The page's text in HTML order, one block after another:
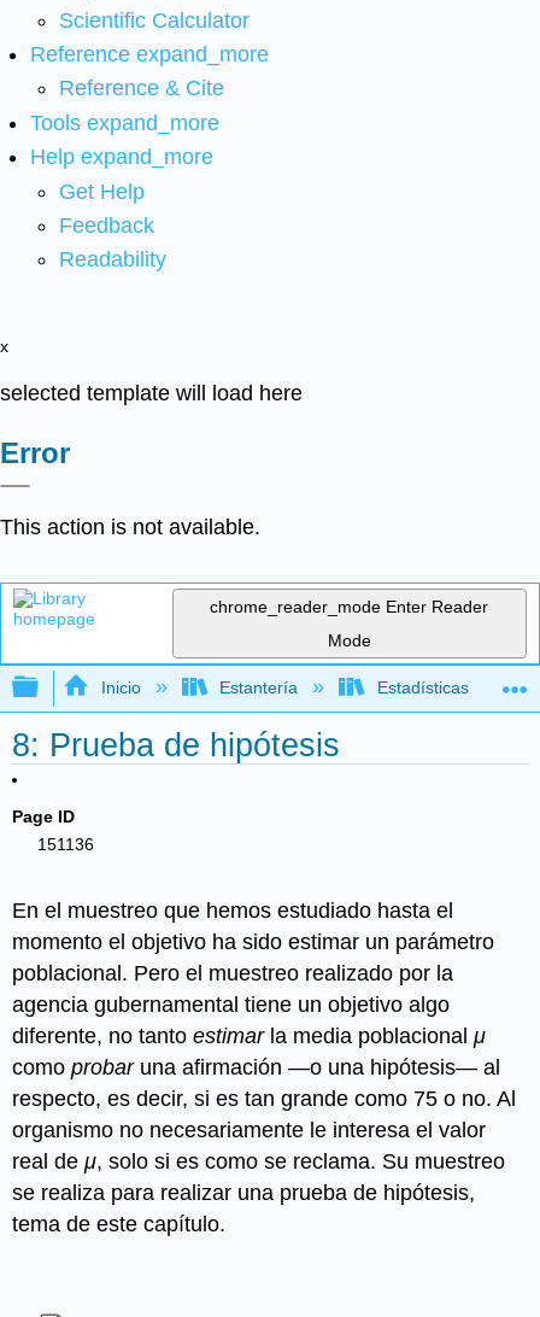
Scientific Calculator
Reference expand_more
Reference & Cite
Tools expand_more
Help expand_more
Get Help
Feedback
Readability
x
selected template will load here
Error
This action is not available.
chrome_reader_mode Enter Reader
Mode
Expandir/contraer jerarquía global
Inicio Estantería Estadísticas
8: Prueba de hipótesis
Page ID
151136
En el muestreo que hemos estudiado hasta el
momento el objetivo ha sido estimar un parámetro
poblacional. Pero el muestreo realizado por la
agencia gubernamental tiene un objetivo algo
diferente, no tantoestimarla media poblacionalμ
comoprobaruna afirmación —o una hipótesis— al
respecto, es decir, si es tan grande como 75 o no. Al
organismo no necesariamente le interesa el valor
real deμ, solo si es como se reclama. Su muestreo
se realiza para realizar una prueba de hipótesis,
tema de este capítulo.